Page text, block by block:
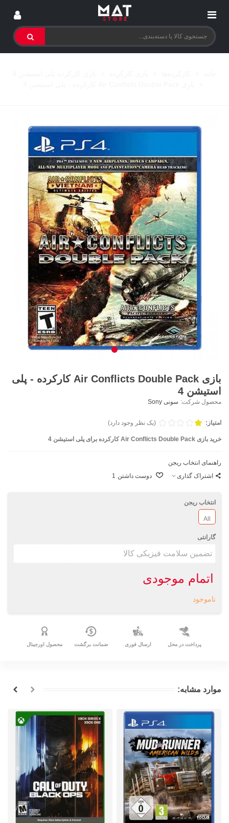
بازی Air Conflicts Double Pack کارکرده - پلی
استیشن 4
محصول شرکت: سونی Sony
امتیاز: (یک نظر وجود دارد)
خرید بازی Air Conflicts Double Pack کارکرده برای پلی استیشن 4
راهنمای انتخاب ریجن
اشتراک گذاری
دوست داشتن 1
انتخاب ریجن
All
گارانتی
اتمام موجودی
ناموجود
پرداخت در محل ارسال فوری ضمانت برگشت محصول اورجینال
موارد مشابه: